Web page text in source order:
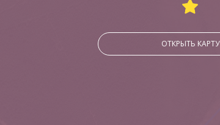
ОТКРЫТЬ КАРТУ